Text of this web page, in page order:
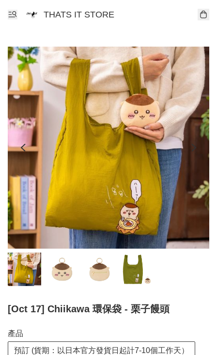
THATS IT STORE
[Oct 17] Chiikawa 環保袋 - 栗子饅頭
產品
預訂 (貨期：以日本官方發貨日起計7-10個工作天）